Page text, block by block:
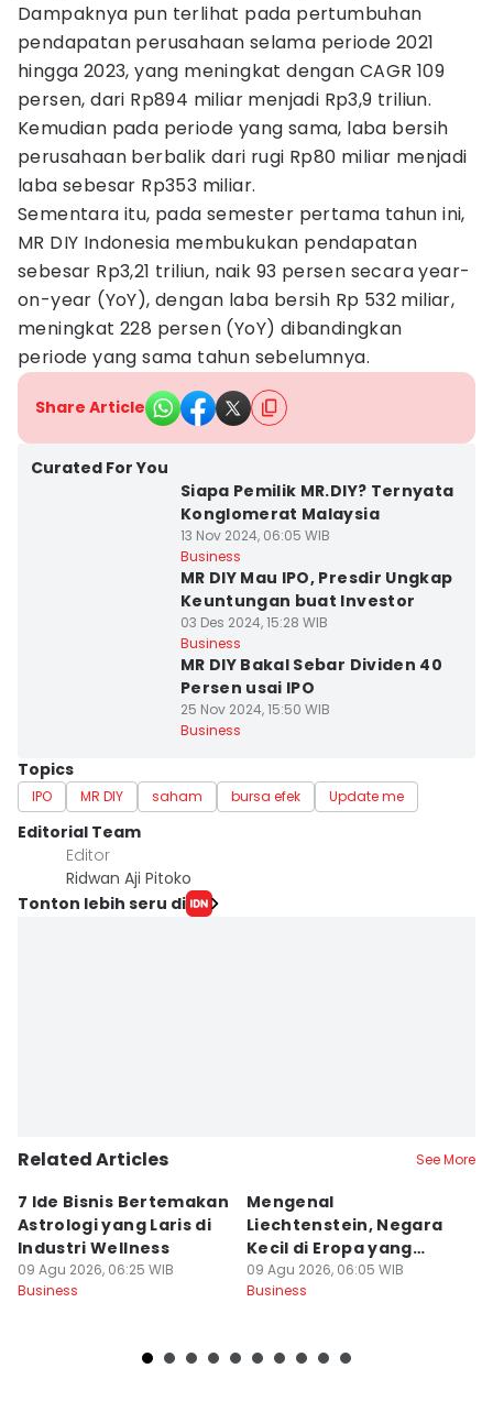
Dampaknya pun terlihat pada pertumbuhan
pendapatan perusahaan selama periode 2021
hingga 2023, yang meningkat dengan CAGR 109
persen, dari Rp894 miliar menjadi Rp3,9 triliun.
Kemudian pada periode yang sama, laba bersih
perusahaan berbalik dari rugi Rp80 miliar menjadi
laba sebesar Rp353 miliar.
Sementara itu, pada semester pertama tahun ini,
MR DIY Indonesia membukukan pendapatan
sebesar Rp3,21 triliun, naik 93 persen secara year-
on-year (YoY), dengan laba bersih Rp 532 miliar,
meningkat 228 persen (YoY) dibandingkan
periode yang sama tahun sebelumnya.
Share Article
Curated For You
Siapa Pemilik MR.DIY? Ternyata
Konglomerat Malaysia
13 Nov 2024, 06:05 WIB
Business
MR DIY Mau IPO, Presdir Ungkap
Keuntungan buat Investor
03 Des 2024, 15:28 WIB
Business
MR DIY Bakal Sebar Dividen 40
Persen usai IPO
25 Nov 2024, 15:50 WIB
Business
Topics
IPO MR DIY saham bursa efek Update me
Editorial Team
Editor
Ridwan Aji Pitoko
Tonton lebih seru di
Related Articles See More
7 Ide Bisnis Bertemakan
Astrologi yang Laris di
Industri Wellness
09 Agu 2026, 06:25 WIB
Business
Mengenal
Liechtenstein, Negara
Kecil di Eropa yang
Bebas Utang
09 Agu 2026, 06:05 WIB
Business